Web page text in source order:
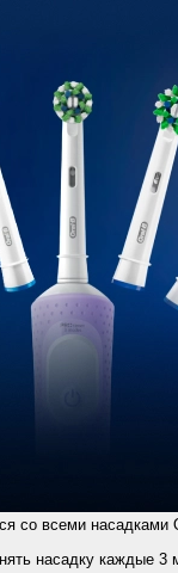
со всеми насадками
насадку каждые 3